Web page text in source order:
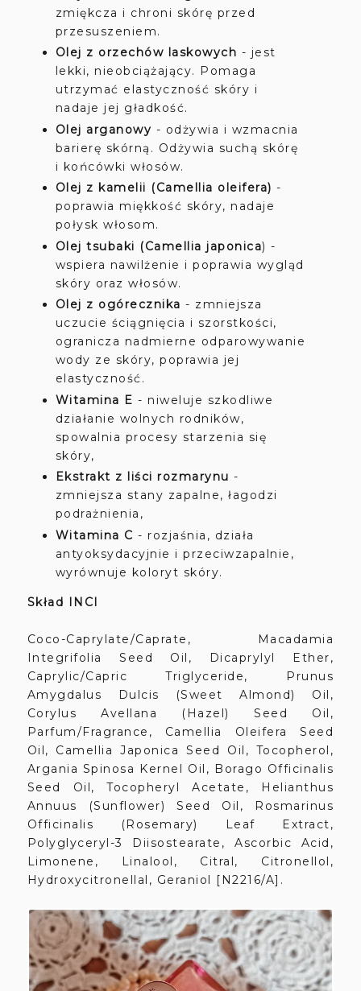
zmiękcza i chroni skórę przed
przesuszeniem.
Olej z orzechów laskowych - jest
lekki, nieobciążający. Pomaga
utrzymać elastyczność skóry i
nadaje jej gładkość.
Olej arganowy - odżywia i wzmacnia
barierę skórną. Odżywia suchą skórę
i końcówki włosów.
Olej z kamelii (Camellia oleifera) -
poprawia miękkość skóry, nadaje
połysk włosom.
Olej tsubaki (Camellia japonica) -
wspiera nawilżenie i poprawia wygląd
skóry oraz włosów.
Olej z ogórecznika - zmniejsza
uczucie ściągnięcia i szorstkości,
ogranicza nadmierne odparowywanie
wody ze skóry, poprawia jej
elastyczność.
Witamina E - niweluje szkodliwe
działanie wolnych rodników,
spowalnia procesy starzenia się
skóry,
Ekstrakt z liści rozmarynu -
zmniejsza stany zapalne, łagodzi
podrażnienia,
Witamina C - rozjaśnia, działa
antyoksydacyjnie i przeciwzapalnie,
wyrównuje koloryt skóry.
Skład INCI
Coco-Caprylate/Caprate, Macadamia
Integrifolia Seed Oil, Dicaprylyl Ether,
Caprylic/Capric Triglyceride, Prunus
Amygdalus Dulcis (Sweet Almond) Oil,
Corylus Avellana (Hazel) Seed Oil,
Parfum/Fragrance, Camellia Oleifera Seed
Oil, Camellia Japonica Seed Oil, Tocopherol,
Argania Spinosa Kernel Oil, Borago Officinalis
Seed Oil, Tocopheryl Acetate, Helianthus
Annuus (Sunflower) Seed Oil, Rosmarinus
Officinalis (Rosemary) Leaf Extract,
Polyglyceryl-3 Diisostearate, Ascorbic Acid,
Limonene, Linalool, Citral, Citronellol,
Hydroxycitronellal, Geraniol [N2216/A].